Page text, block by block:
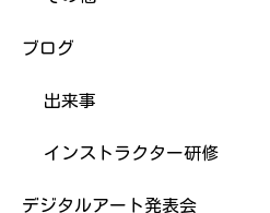
ブログ
出来事
インストラクター研修
デジタルアート発表会